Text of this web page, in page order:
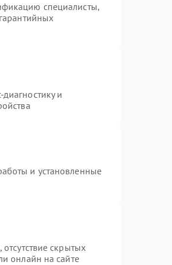
специалисты,
и
и установленные
скрытых
онлайн на сайте